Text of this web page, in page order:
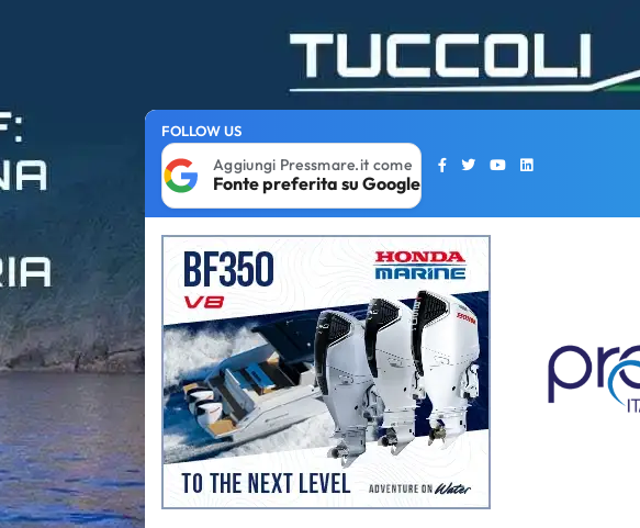
FOLLOW US
Aggiungi Pressmare.it come
Fonte preferita su Google